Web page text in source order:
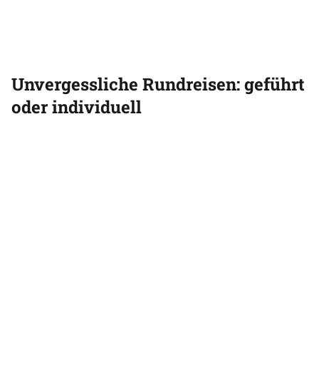
Unvergessliche Rundreisen: geführt
oder individuell